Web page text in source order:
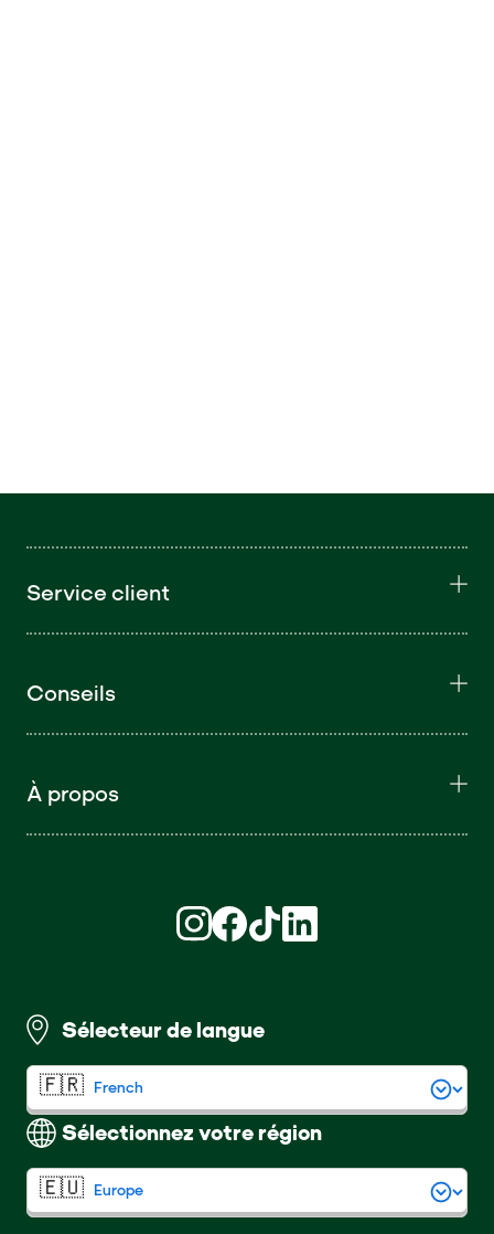
Service client
Conseils
À propos
Sélecteur de langue
Sélectionnez votre région
Retrouvez nous sur Instagram (S'ouvre
Retrouvez nous sur Facebook
Retrouvez nous sur TikTok
Retrouvez nous sur